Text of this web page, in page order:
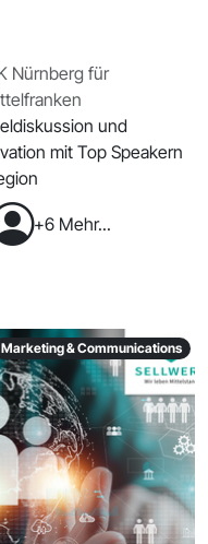
Nürnberg für
und
mit Top Speakern
+6 Mehr...
Marketing & Communications